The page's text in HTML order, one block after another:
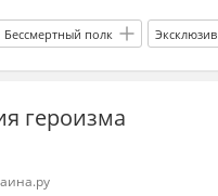
Бессмертный полк Эксклюзив
героизма